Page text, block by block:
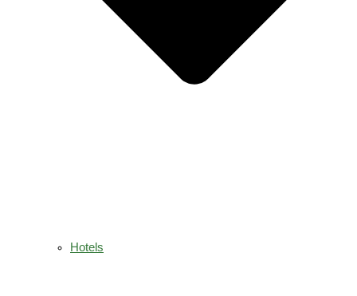
Hotels